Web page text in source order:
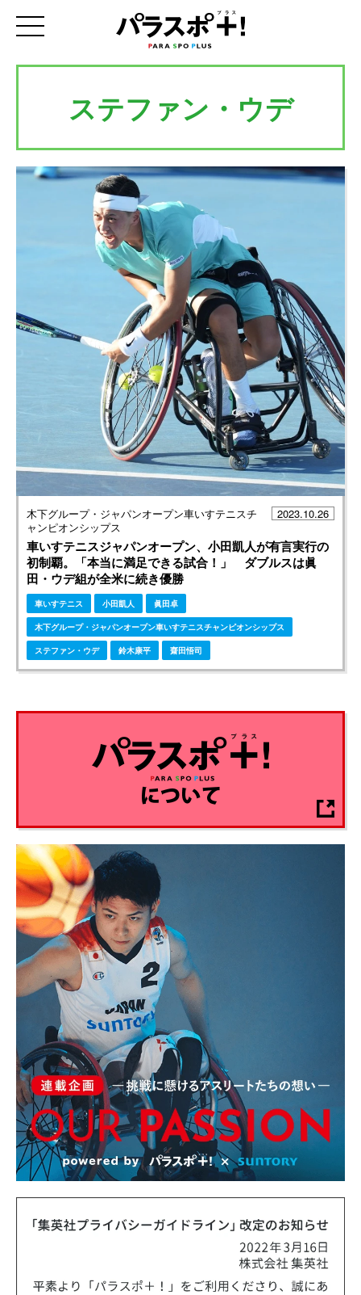
ステファン・ウデ
木下グループ・ジャパンオープン車いすテニスチ
ャンピオンシップス
2023.10.26
車いすテニスジャパンオープン、小田凱人が有言実行の
初制覇。「本当に満足できる試合！」 ダブルスは眞
田・ウデ組が全米に続き優勝
車いすテニス 小田凱人 眞田卓
木下グループ・ジャパンオープン車いすテニスチャンピオンシップス
ステファン・ウデ 鈴木康平 齋田悟司